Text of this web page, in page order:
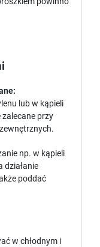
lub w kąpieli
przy
np. w kąpieli
działanie
poddać
w chłodnym i